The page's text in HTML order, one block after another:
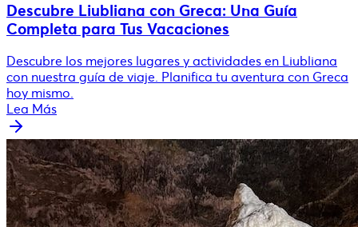
Descubre Liubliana con Greca: Una Guía
Completa para Tus Vacaciones
Descubre los mejores lugares y actividades en Liubliana
con nuestra guía de viaje. Planifica tu aventura con Greca
hoy mismo.
Lea Más